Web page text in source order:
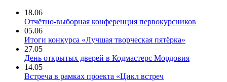
18.06
Отчётно-выборная конференция первокурсников
05.06
Итоги конкурса «Лучшая творческая пятёрка»
27.05
День открытых дверей в Кодмастерс Мордовия
14.05
Встреча в рамках проекта «Цикл встреч